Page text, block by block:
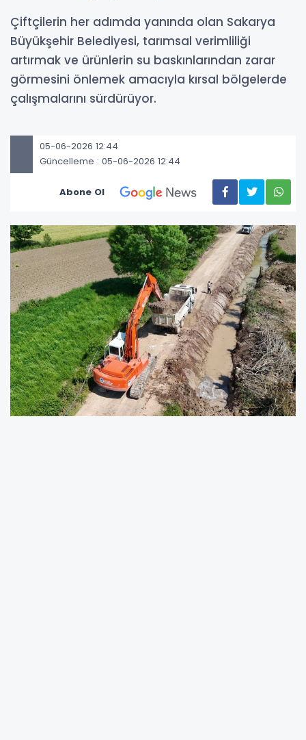
Çiftçilerin her adımda yanında olan Sakarya
Büyükşehir Belediyesi, tarımsal verimliliği
artırmak ve ürünlerin su baskınlarından zarar
görmesini önlemek amacıyla kırsal bölgelerde
çalışmalarını sürdürüyor.
05-06-2026 12:44
Güncelleme : 05-06-2026 12:44
Abone Ol